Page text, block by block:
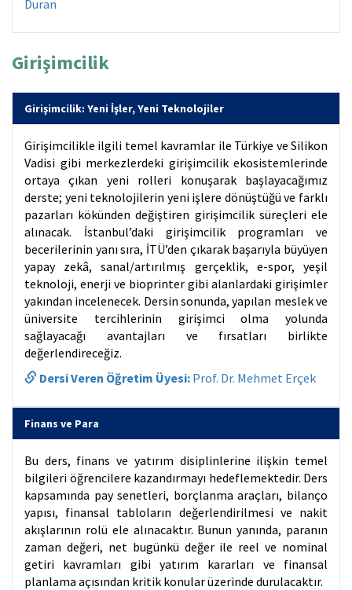
Duran
Girişimcilik
Girişimcilik: Yeni İşler, Yeni Teknolojiler
Girişimcilikle ilgili temel kavramlar ile Türkiye ve Silikon
Vadisi gibi merkezlerdeki girişimcilik ekosistemlerinde
ortaya çıkan yeni rolleri konuşarak başlayacağımız
derste; yeni teknolojilerin yeni işlere dönüştüğü ve farklı
pazarları kökünden değiştiren girişimcilik süreçleri ele
alınacak. İstanbul’daki girişimcilik programları ve
becerilerinin yanı sıra, İTÜ’den çıkarak başarıyla büyüyen
yapay zekâ, sanal/artırılmış gerçeklik, e-spor, yeşil
teknoloji, enerji ve bioprinter gibi alanlardaki girişimler
yakından incelenecek. Dersin sonunda, yapılan meslek ve
üniversite tercihlerinin girişimci olma yolunda
sağlayacağı avantajları ve fırsatları birlikte
değerlendireceğiz.
Dersi Veren Öğretim Üyesi: Prof. Dr. Mehmet Erçek
Finans ve Para
Bu ders, finans ve yatırım disiplinlerine ilişkin temel
bilgileri öğrencilere kazandırmayı hedeflemektedir. Ders
kapsamında pay senetleri, borçlanma araçları, bilanço
yapısı, finansal tabloların değerlendirilmesi ve nakit
akışlarının rolü ele alınacaktır. Bunun yanında, paranın
zaman değeri, net bugünkü değer ile reel ve nominal
getiri kavramları gibi yatırım kararları ve finansal
planlama açısından kritik konular üzerinde durulacaktır.